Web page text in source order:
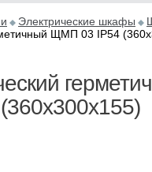
Электрические шкафы
ЩМП 03 IP54